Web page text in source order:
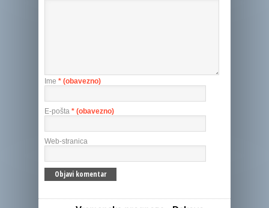
Ime * (obavezno)
E-pošta * (obavezno)
Web-stranica